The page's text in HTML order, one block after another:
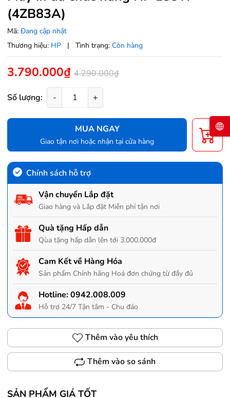
(4ZB83A)
Mã: Đang cập nhật
Thương hiệu: HP | Tình trạng: Còn hàng
3.790.000₫ 4.290.000₫
Số lượng: - +
MUA NGAY
Giao tận nơi hoặc nhận tại cửa hàng
Chính sách hỗ trợ
Vận chuyển Lắp đặt
Giao hàng và Lắp đặt Miễn phí tận nơi
Quà tặng Hấp dẫn
Qùa tặng hấp dẫn lên tới 3.000.000đ
Cam Kết về Hàng Hóa
Sản phẩm Chính hãng Hoá đơn chứng từ đầy đủ
Hotline:0942.008.009
Hỗ trợ 24/7 Tận tâm - Chu đáo
Thêm vào yêu thích
Thêm vào so sánh
SẢN PHẨM GIÁ TỐT